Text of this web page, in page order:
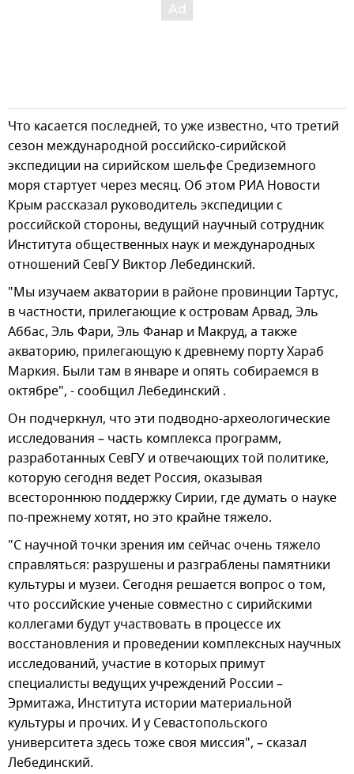
Что касается последней, то уже известно, что третий
сезон международной российско-сирийской
экспедиции на сирийском шельфе Средиземного
моря стартует через месяц. Об этом РИА Новости
Крым рассказал руководитель экспедиции с
российской стороны, ведущий научный сотрудник
Института общественных наук и международных
отношений СевГУ Виктор Лебединский.
"Мы изучаем акватории в районе провинции Тартус,
в частности, прилегающие к островам Арвад, Эль
Аббас, Эль Фари, Эль Фанар и Макруд, а также
акваторию, прилегающую к древнему порту Хараб
Маркия. Были там в январе и опять собираемся в
октябре", - сообщил Лебединский .
Он подчеркнул, что эти подводно-археологические
исследования – часть комплекса программ,
разработанных СевГУ и отвечающих той политике,
которую сегодня ведет Россия, оказывая
всестороннюю поддержку Сирии, где думать о науке
по-прежнему хотят, но это крайне тяжело.
"С научной точки зрения им сейчас очень тяжело
справляться: разрушены и разграблены памятники
культуры и музеи. Сегодня решается вопрос о том,
что российские ученые совместно с сирийскими
коллегами будут участвовать в процессе их
восстановления и проведении комплексных научных
исследований, участие в которых примут
специалисты ведущих учреждений России –
Эрмитажа, Института истории материальной
культуры и прочих. И у Севастопольского
университета здесь тоже своя миссия", – сказал
Лебединский.